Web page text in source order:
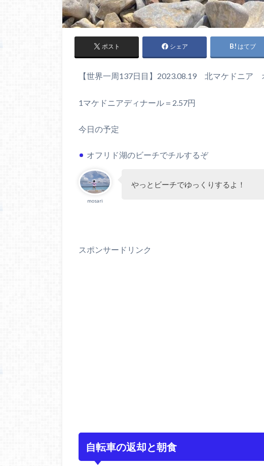
ポスト シェア はてブ
【世界一周137日目】2023.08.19 北マケドニア
1マケドニアディナール＝2.57円
今日の予定
オフリド湖のビーチでチルするぞ
mosari
やっとビーチでゆっくりするよ！
スポンサードリンク
自転車の返却と朝食